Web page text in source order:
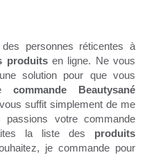
personnes réticentes à
produitsen ligne. Ne vous
solution pour que vous
commande Beautysané
suffit simplement de me
votre commande
la liste des produits
je commande pour